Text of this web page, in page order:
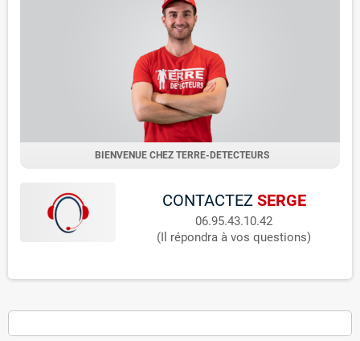
BIENVENUE CHEZ TERRE-DETECTEURS
CONTACTEZ SERGE
06.95.43.10.42
(Il répondra à vos questions)